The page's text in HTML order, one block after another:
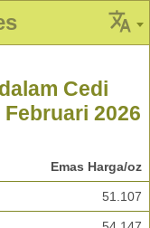
Cedi
2026
Emas Harga/oz
51.107